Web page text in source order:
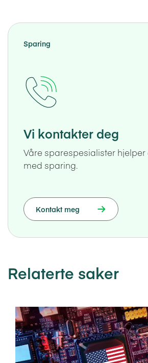
Sparing
Vi kontakter deg
Våre sparespesialister
med sparing.
Kontakt meg
Relaterte saker